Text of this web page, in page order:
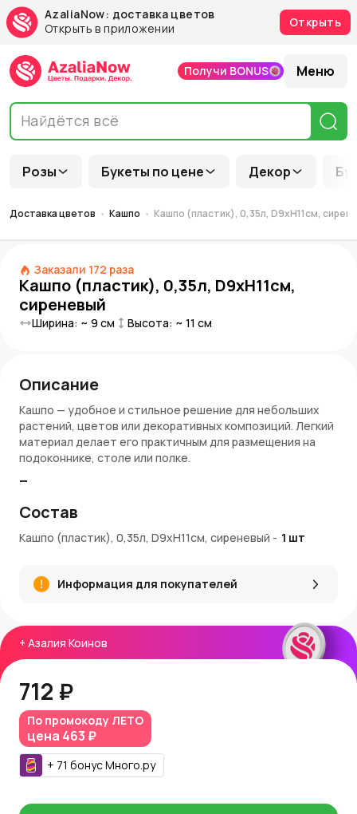
AzaliaNow: доставка цветов
Открыть в приложении
Открыть
Розы Букеты по цене Декор
Получи BONUS Меню
Доставка цветов Кашпо Кашпо (пластик), 0,35л, D9xН11см,
Заказали 172 раза
Кашпо (пластик), 0,35л, D9xН11см,
сиреневый
Ширина: ~ 9 см Высота: ~ 11 см
+ Азалия Коинов
712 ₽
По промокоду ЛЕТО
цена 463 ₽
+ 71 бонусМного.ру
Описание
Кашпо — удобное и стильное решение для небольших
растений, цветов или декоративных композиций. Легкий
материал делает его практичным для размещения на
подоконнике, столе или полке.
Преимущества:
Сиреневый цвет — нежный акцент для интерьера
маленьких растений
декоративных композиций
Пластиковый материал — легкость и долговечность
Артикул: DANTEB09-303
Покупка и доставка:
и Московской области. За покупку начисляются
Коиныдля выгодных последующих заказов.
Узнайте больше:
Читайте советы по декору и оформлению интерьера в
новостях AzaliaNowи вблоге о декоре и флористике
AzaliaNowобеспечивает стиль и удобство в вашем
Состав
Кашпо (пластик), 0,35л, D9xН11см, сиреневый - 1 шт
Информация для покупателей